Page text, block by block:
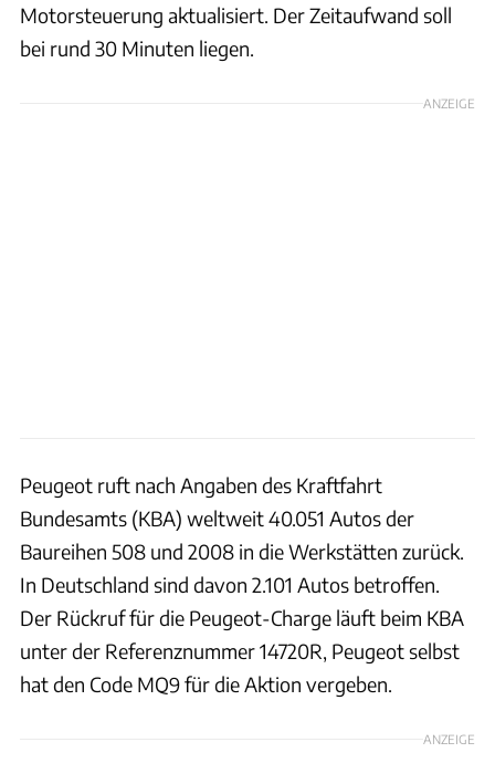
Motorsteuerung aktualisiert. Der Zeitaufwand soll
bei rund 30 Minuten liegen.
ANZEIGE
Peugeot ruft nach Angaben des Kraftfahrt
Bundesamts (KBA) weltweit 40.051 Autos der
Baureihen 508 und 2008 in die Werkstätten zurück.
In Deutschland sind davon 2.101 Autos betroffen.
Der Rückruf für die Peugeot-Charge läuft beim KBA
unter der Referenznummer 14720R, Peugeot selbst
hat den Code MQ9 für die Aktion vergeben.
ANZEIGE